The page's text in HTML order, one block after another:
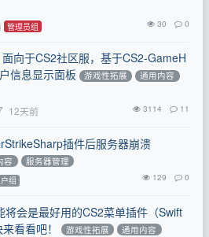
管理员组 30 0
面向于CS2社区服，基于CS2-GameH
信息显示面板
游戏性拓展
通用内容
12天前 3114 11
插件后服务器崩溃
容 服务器管理
组 129 0
将会是最好用的CS2菜单插件（Swift
看看吧！
游戏性拓展 通用内容